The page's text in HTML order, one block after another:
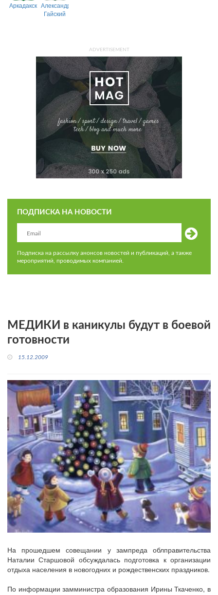
АркадакскийАлександрово-
Гайский
ADVERTISEMENT
ПОДПИСКА НА НОВОСТИ
Подписка на рассылку анонсов новостей и публикаций, а также
мероприятий, проводимых компанией.
МЕДИКИ в каникулы будут в боевой
готовности
15.12.2009
На прошедшем совещании у зампреда облправительства
Наталии Старшовой обсуждалась подготовка к организации
отдыха населения в новогодних и рождественских праздников.
По информации замминистра образования Ирины Ткаченко, в